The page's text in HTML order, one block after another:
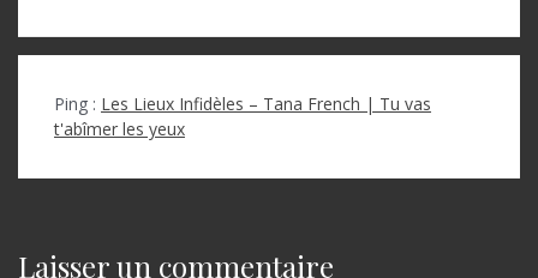
Ping : Les Lieux Infidèles – Tana French | Tu vas
t'abîmer les yeux
Laisser un commentaire